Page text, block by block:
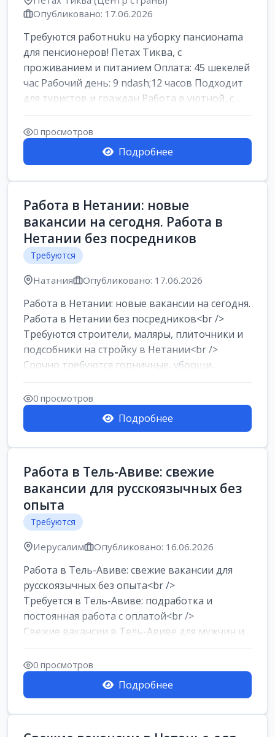
Опубликовано: 17.06.2026
Требуются работнuku на уборку пансионama
для пенсионеров! Петах Тиква, с
проживанием и питанием Оплата: 45 шекелей
час Рабочий день: 9 ndash;12 часов Подходит
для туристов и граждан Работа в уютной, с...
0 просмотров
Подробнее
Работа в Нетании: новые
вакансии на сегодня. Работа в
Нетании без посредников
Требуются
Натания Опубликовано: 17.06.2026
Работа в Нетании: новые вакансии на сегодня.
Работа в Нетании без посредников<br />
Требуются строители, маляры, плиточники и
подсобники на стройку в Нетании<br />
Срочно требуются горничные, уборщи...
0 просмотров
Подробнее
Работа в Тель-Авиве: свежие
вакансии для русскоязычных без
опыта
Требуются
Иерусалим Опубликовано: 16.06.2026
Работа в Тель-Авиве: свежие вакансии для
русскоязычных без опыта<br />
Требуется в Тель-Авиве: подработка и
постоянная работа с оплатой<br />
Свежие вакансии в Тель-Авиве для мужчин и
женщин от хозя...
0 просмотров
Подробнее